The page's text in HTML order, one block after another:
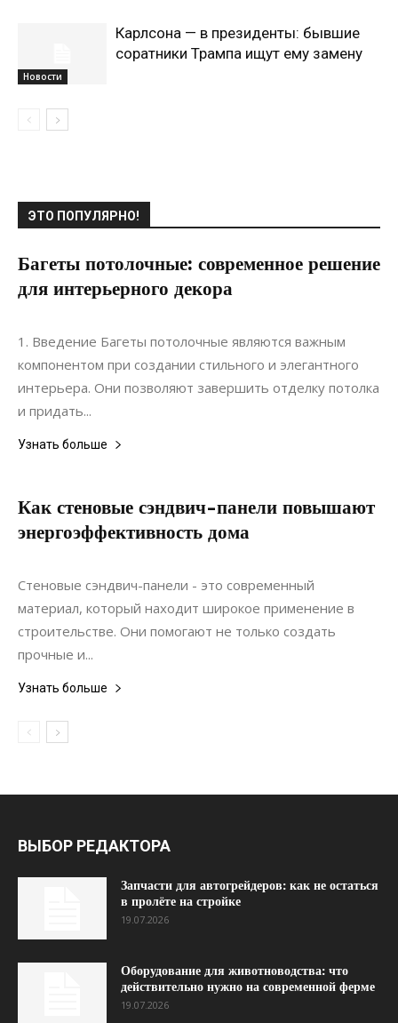
Новости
Карлсона — в президенты: бывшие
соратники Трампа ищут ему замену
ЭТО ПОПУЛЯРНО!
Багеты потолочные: современное решение
для интерьерного декора
20.06.2022
1. Введение Багеты потолочные являются важным
компонентом при создании стильного и элегантного
интерьера. Они позволяют завершить отделку потолка
и придать...
Узнать больше
Как стеновые сэндвич-панели повышают
энергоэффективность дома
14.07.2024
Стеновые сэндвич-панели - это современный
материал, который находит широкое применение в
строительстве. Они помогают не только создать
прочные и...
Узнать больше
ВЫБОР РЕДАКТОРА
Запчасти для автогрейдеров: как не остаться
в пролёте на стройке
19.07.2026
Оборудование для животноводства: что
действительно нужно на современной ферме
19.07.2026